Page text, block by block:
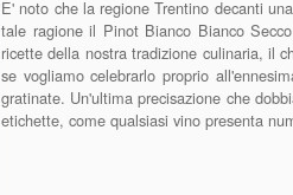
E' noto che la regione Trentino decanti
tale ragione il Pinot Bianco Bianco
ricette della nostra tradizione culinaria, il
se vogliamo celebrarlo proprio
gratinate. Un'ultima precisazione che
etichette, come qualsiasi vino presenta